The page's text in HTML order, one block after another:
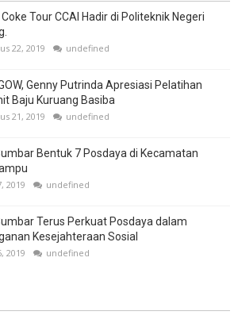
Tour CCAI Hadir di Politeknik Negeri
22, 2019 undefined
Genny Putrinda Apresiasi Pelatihan
Baju Kuruang Basiba
21, 2019 undefined
Bentuk 7 Posdaya di Kecamatan
2019 undefined
Terus Perkuat Posdaya dalam
Kesejahteraan Sosial
2019 undefined